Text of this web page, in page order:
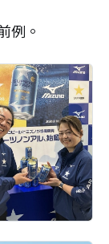
例。